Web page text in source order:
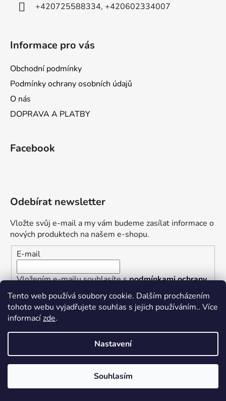
Tento web používá soubory cookie. Dalším procházením
tohoto webu vyjadřujete souhlas s jejich používáním.. Více
informacízde.
Nastavení
Souhlasím
k
s
u
+420725588334, +420602334007
Informace pro vás
Obchodní podmínky
Podmínky ochrany osobních údajů
O nás
DOPRAVA A PLATBY
Facebook
Odebírat newsletter
Vložte svůj e-mail a my vám budeme zasílat informace o
nových produktech na našem e-shopu.
E-mail
Vložením e-mailu souhlasíte spodmínkami ochrany
osobních údajů
PŘIHLÁSIT SE
Vytvořil Shoptet
ROZCHOV Group s.r.o.
vyhrazena.